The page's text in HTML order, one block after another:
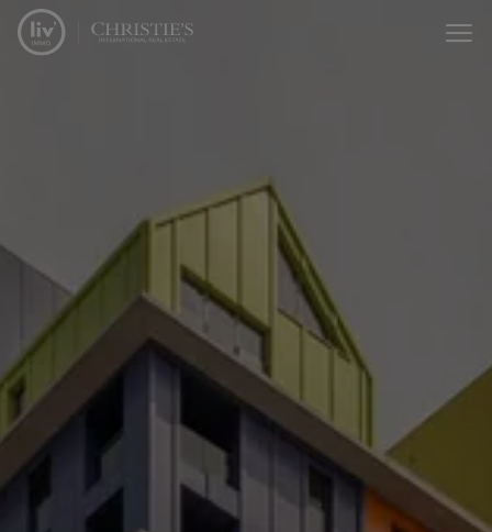
Menu overslaan en naar de inhoud gaan